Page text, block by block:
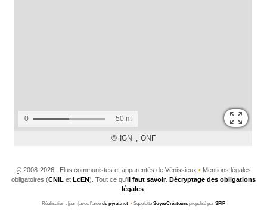
©2008-2026 , Elus communistes et apparentés de Vénissieux •Mentions légales
obligatoires (CNIL et LcEN). Tout ce qu’il faut savoir. Décryptage des obligations
légales
Réalisation : [pam|avec l’aide de pyrat.net • Squelette SoyezCréateurs propulsé par SPIP